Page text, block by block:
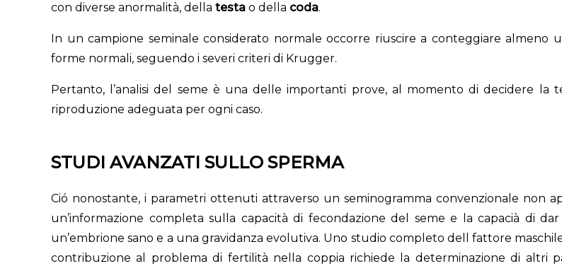
con diverse anormalità, della testa o della coda.
In un campione seminale considerato normale occorre riuscire a conteggiare almeno
forme normali, seguendo i severi criteri di Krugger.
Pertanto, l’analisi del seme è una delle importanti prove, al momento di decidere la
riproduzione adeguata per ogni caso.
STUDI AVANZATI SULLO SPERMA
Ció nonostante, i parametri ottenuti attraverso un seminogramma convenzionale non
un’informazione completa sulla capacità di fecondazione del seme e la capacià di
un’embrione sano e a una gravidanza evolutiva. Uno studio completo dell fattore
contribuzione al problema di fertilità nella coppia richiede la determinazione di altri